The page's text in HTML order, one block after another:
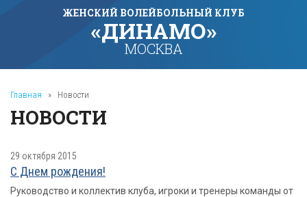
ЖЕНСКИЙ ВОЛЕЙБОЛЬНЫЙ КЛУБ
«ДИНАМО»
МОСКВА
Главная » Новости
НОВОСТИ
29 октября 2015
С Днем рождения!
Руководство и коллектив клуба, игроки и тренеры команды от